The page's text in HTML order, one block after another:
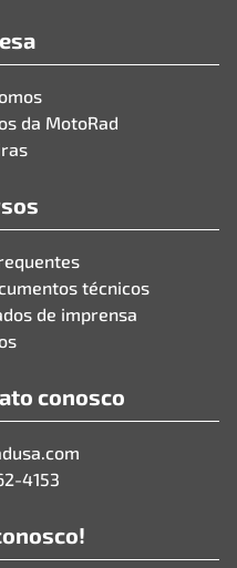
da MotoRad
técnicos
de imprensa
conosco
4153